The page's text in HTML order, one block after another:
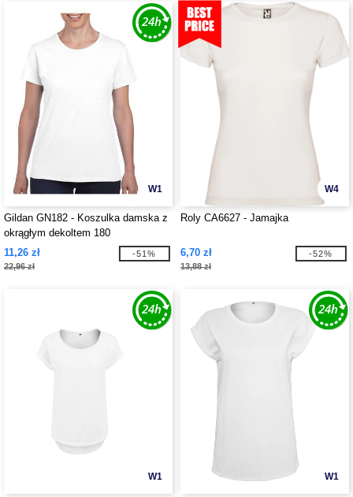
W1
Gildan GN182 - Koszulka damska z
okrągłym dekoltem 180
11,26 zł
22,96 zł
-51%
W4
Roly CA6627 - Jamajka
6,70 zł
13,88 zł
-52%
W1 W1